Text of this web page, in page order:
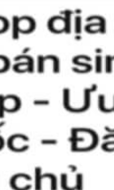
con số 8 là
sim điện thoại
lộc.
số đẹp chúng
số nút cao,
sẻ hơn.
8 hợp phong
mắn trong công